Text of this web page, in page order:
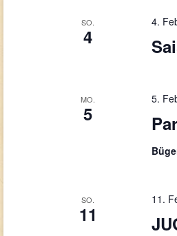
SO.
4
4.
MO.
5
5.
SO.
11
11.